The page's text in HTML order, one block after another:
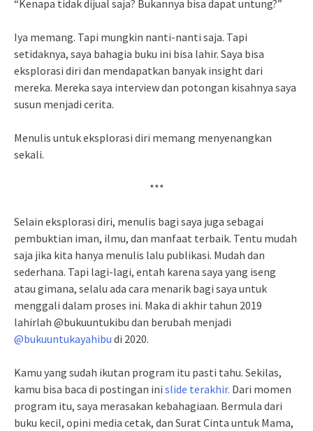
“Kenapa tidak dijual saja? Bukannya bisa dapat untung?”
Iya memang. Tapi mungkin nanti-nanti saja. Tapi
setidaknya, saya bahagia buku ini bisa lahir. Saya bisa
eksplorasi diri dan mendapatkan banyak insight dari
mereka. Mereka saya interview dan potongan kisahnya saya
susun menjadi cerita.
Menulis untuk eksplorasi diri memang menyenangkan
sekali.
***
Selain eksplorasi diri, menulis bagi saya juga sebagai
pembuktian iman, ilmu, dan manfaat terbaik. Tentu mudah
saja jika kita hanya menulis lalu publikasi. Mudah dan
sederhana. Tapi lagi-lagi, entah karena saya yang iseng
atau gimana, selalu ada cara menarik bagi saya untuk
menggali dalam proses ini. Maka di akhir tahun 2019
lahirlah @bukuuntukibu dan berubah menjadi
@bukuuntukayahibu di 2020.
Kamu yang sudah ikutan program itu pasti tahu. Sekilas,
kamu bisa baca di postingan ini slide terakhir. Dari momen
program itu, saya merasakan kebahagiaan. Bermula dari
buku kecil, opini media cetak, dan Surat Cinta untuk Mama,